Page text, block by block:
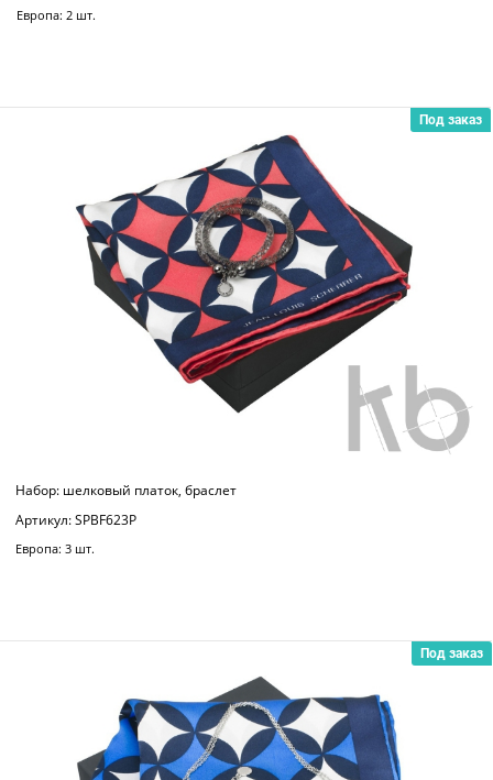
Европа: 2 шт.
Под заказ
Набор: шелковый платок, браслет
Артикул: SPBF623P
Европа: 3 шт.
Под заказ